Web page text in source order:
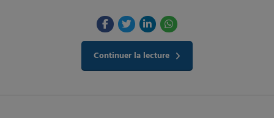
Continuer la lecture